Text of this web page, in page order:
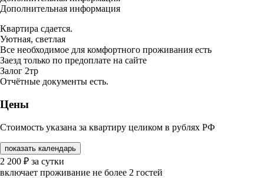
Дополнительная информация
Квартира сдается.
Уютная, светлая
Все необходимое для комфортного проживания есть
Заезд только по предоплате на сайте
Залог 2тр
Отчётные документы есть.
Цены
Стоимость указана за квартиру целиком в рублях РФ
показать календарь
2 200 ₽ за сутки
включает проживание не более 2 гостей